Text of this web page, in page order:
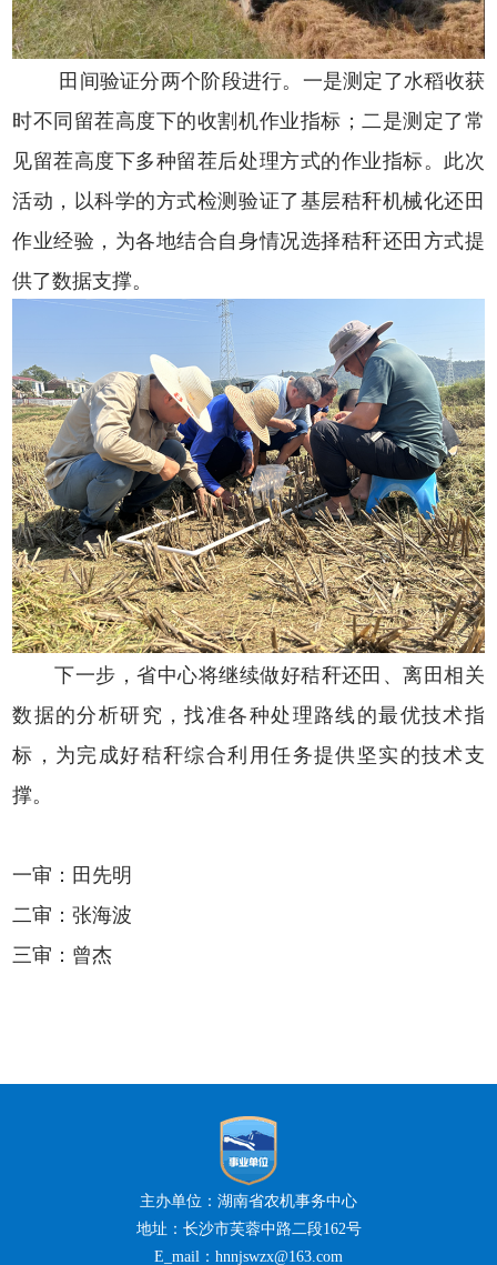
田间验证分两个阶段进行。一是测定了水稻收获
时不同留茬高度下的收割机作业指标；二是测定了常
见留茬高度下多种留茬后处理方式的作业指标。此次
活动，以科学的方式检测验证了基层秸秆机械化还田
作业经验，为各地结合自身情况选择秸秆还田方式提
供了数据支撑。
下一步，省中心将继续做好秸秆还田、离田相关
数据的分析研究，找准各种处理路线的最优技术指
标，为完成好秸秆综合利用任务提供坚实的技术支
撑。
一审：田先明
二审：张海波
三审：曾杰
主办单位：湖南省农机事务中心
地址：长沙市芙蓉中路二段162号
E_mail：hnnjswzx@163.com